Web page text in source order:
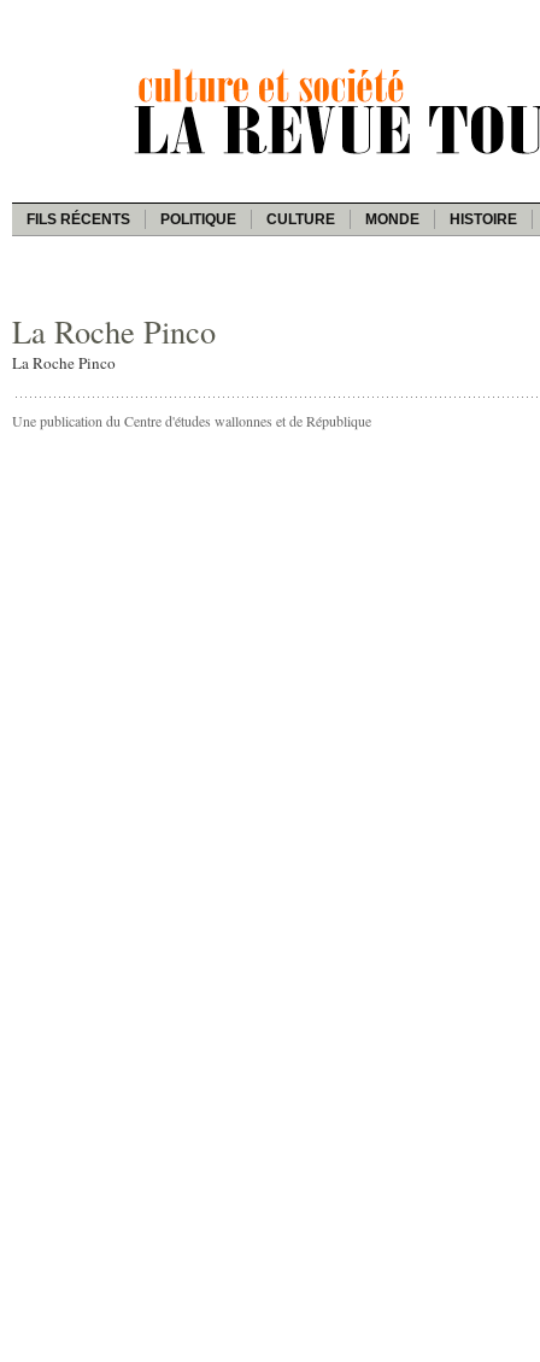
FILS RÉCENTS POLITIQUE CULTURE MONDE HISTOIRE
La Roche Pinco
La Roche Pinco
Une publication du Centre d'études wallonnes et de République